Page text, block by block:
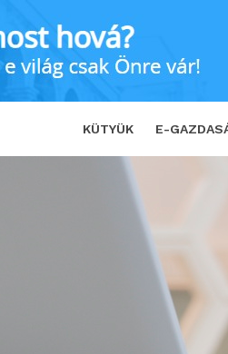
KÜTYÜK E-
Megérkeztek a